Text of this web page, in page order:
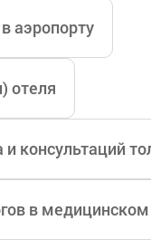
аэропорту
отеля
консультаций
в